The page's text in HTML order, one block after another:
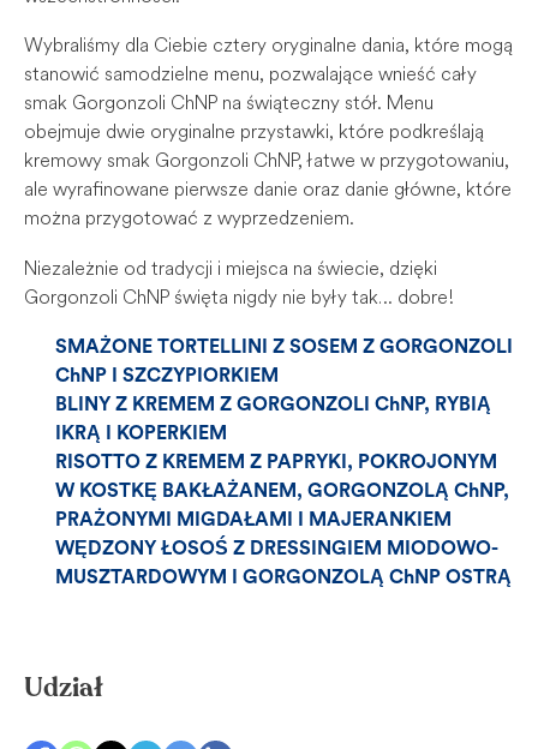
Wybraliśmy dla Ciebie cztery oryginalne dania, które mogą
stanowić samodzielne menu, pozwalające wnieść cały
smak Gorgonzoli ChNP na świąteczny stół. Menu
obejmuje dwie oryginalne przystawki, które podkreślają
kremowy smak Gorgonzoli ChNP, łatwe w przygotowaniu,
ale wyrafinowane pierwsze danie oraz danie główne, które
można przygotować z wyprzedzeniem.
Niezależnie od tradycji i miejsca na świecie, dzięki
Gorgonzoli ChNP święta nigdy nie były tak… dobre!
SMAŻONE TORTELLINI Z SOSEM Z GORGONZOLI
ChNP I SZCZYPIORKIEM
BLINY Z KREMEM Z GORGONZOLI ChNP, RYBIĄ
IKRĄ I KOPERKIEM
RISOTTO Z KREMEM Z PAPRYKI, POKROJONYM
W KOSTKĘ BAKŁAŻANEM, GORGONZOLĄ ChNP,
PRAŻONYMI MIGDAŁAMI I MAJERANKIEM
WĘDZONY ŁOSOŚ Z DRESSINGIEM MIODOWO-
MUSZTARDOWYM I GORGONZOLĄ ChNP OSTRĄ
Udział